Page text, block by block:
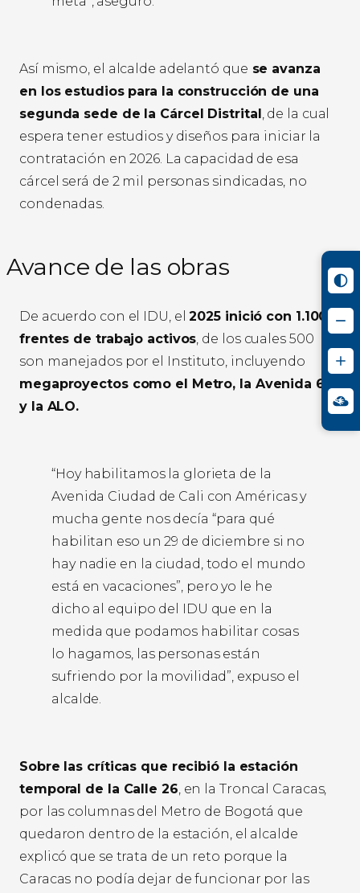
Así mismo, el alcalde adelantó que se avanza
en los estudios para la construcción de una
segunda sede de la Cárcel Distrital , de la cual
espera tener estudios y diseños para iniciar la
contratación en 2026. La capacidad de esa
cárcel será de 2 mil personas sindicadas, no
condenadas.
Avance de las obras
De acuerdo con el IDU, el2025 inició con 1.100
frentes de trabajo activos, de los cuales 500
son manejados por el Instituto, incluyendo
megaproyectos como el Metro, la Avenida 68
y la ALO.
“Hoy habilitamos la glorieta de la
Avenida Ciudad de Cali con Américas y
mucha gente nos decía “para qué
habilitan eso un 29 de diciembre si no
hay nadie en la ciudad, todo el mundo
está en vacaciones”, pero yo le he
dicho al equipo del IDU que en la
medida que podamos habilitar cosas
lo hagamos, las personas están
sufriendo por la movilidad”, expuso el
alcalde.
Sobre las críticas que recibió la estación
temporal de la Calle 26, en la Troncal Caracas,
por las columnas del Metro de Bogotá que
quedaron dentro de la estación, el alcalde
explicó que se trata de un reto porque la
Caracas no podía dejar de funcionar por las